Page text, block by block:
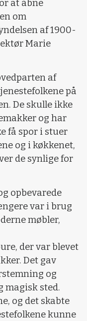
at åbne
om
af 1900-
Marie
af
på
De skulle ikke
og har
få spor i stuer
og i køkkenet,
de synlige for
opbevarede
var i brug
møbler,
der var blevet
Det gav
og
magisk sted.
og det skabte
kunne